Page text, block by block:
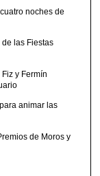
noches de
las Fiestas
y Fermín
animar las
de Moros y